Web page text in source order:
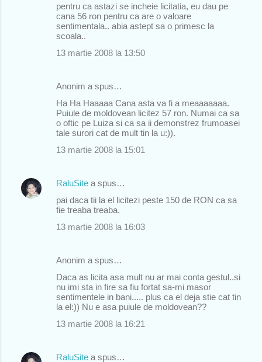
pentru ca astazi se incheie licitatia, eu dau pe
cana 56 ron pentru ca are o valoare
sentimentala.. abia astept sa o primesc la
scoala..
13 martie 2008 la 13:50
Anonim a spus…
Ha Ha Haaaaa Cana asta va fi a meaaaaaaa.
Puiule de moldovean licitez 57 ron. Numai ca sa
o oftic pe Luiza si ca sa ii demonstrez frumoasei
tale surori cat de mult tin la u:)).
13 martie 2008 la 15:01
RaluSite a spus…
pai daca tii la el licitezi peste 150 de RON ca sa
fie treaba treaba.
13 martie 2008 la 16:03
Anonim a spus…
Daca as licita asa mult nu ar mai conta gestul..si
nu imi sta in fire sa fiu fortat sa-mi masor
sentimentele in bani..... plus ca el deja stie cat tin
la el:)) Nu e asa puiule de moldovean??
13 martie 2008 la 16:21
RaluSite a spus…